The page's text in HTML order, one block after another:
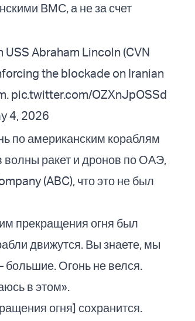
ВМС, а не за счет
USS Abraham Lincoln (CVN
the blockade on Iranian
pic.twitter.com/OZXnJpOSSd
4, 2026
по американским кораблям
волны ракет и дронов по ОАЭ,
(ABC), что это не был
прекращения огня был
движутся. Вы знаете, мы
Огонь не велся.
в этом».
огня] сохранится.